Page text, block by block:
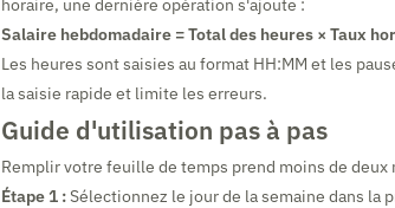
horaire, une dernière opération s'ajoute :
Salaire hebdomadaire = Total des heures × Taux
Les heures sont saisies au format HH:MM et les
la saisie rapide et limite les erreurs.
Guide d'utilisation pas à pas
Remplir votre feuille de temps prend moins de deux
Étape 1 :Sélectionnez le jour de la semaine dans la